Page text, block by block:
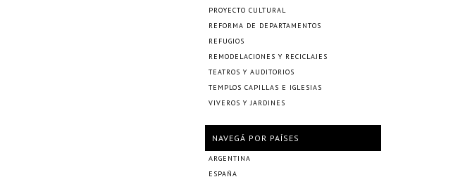
PROYECTO CULTURAL
REFORMA DE DEPARTAMENTOS
REFUGIOS
REMODELACIONES Y RECICLAJES
TEATROS Y AUDITORIOS
TEMPLOS CAPILLAS E IGLESIAS
VIVEROS Y JARDINES
NAVEGÁ POR PAÍSES
ARGENTINA
ESPAÑA